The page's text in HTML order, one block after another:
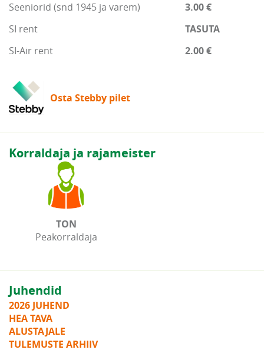
Seeniorid (snd 1945 ja varem)
3.00 €
SI rent
TASUTA
SI-Air rent
2.00 €
Osta Stebby pilet
Korraldaja ja rajameister
TON
Peakorraldaja
Juhendid
2026 JUHEND
HEA TAVA
ALUSTAJALE
TULEMUSTE ARHIIV